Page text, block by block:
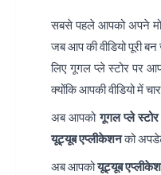
सबसे पहले आपको अपने
जब आप की वीडियो पूरी
लिए गूगल प्ले स्टोर पर
क्योंकि आपकी वीडियो में
अब आपकोगूगल प्ले स्टोर
यूट्यूब एप्लीकेशनको
अब आपकोयूट्यूब